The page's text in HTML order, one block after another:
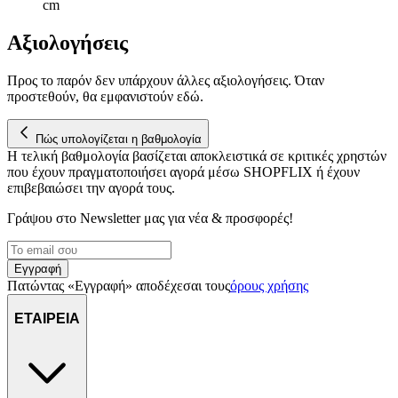
cm
Αξιολογήσεις
Προς το παρόν δεν υπάρχουν άλλες αξιολογήσεις. Όταν
προστεθούν, θα εμφανιστούν εδώ.
Πώς υπολογίζεται η βαθμολογία
Η τελική βαθμολογία βασίζεται αποκλειστικά σε κριτικές χρηστών
που έχουν πραγματοποιήσει αγορά μέσω SHOPFLIX ή έχουν
επιβεβαιώσει την αγορά τους.
Γράψου στο Νewsletter μας για νέα & προσφορές!
Εγγραφή
Πατώντας «Εγγραφή» αποδέχεσαι τουςόρους χρήσης
ΕΤΑΙΡΕΙΑ